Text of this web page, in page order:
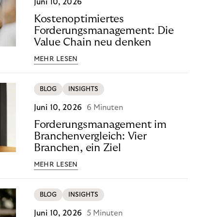
Juni 10, 2026
Kostenoptimiertes
Forderungsmanagement: Die
Value Chain neu denken
MEHR LESEN
BLOG INSIGHTS
Juni 10, 2026 6 Minuten
Forderungsmanagement im
Branchenvergleich: Vier
Branchen, ein Ziel
MEHR LESEN
BLOG INSIGHTS
Juni 10, 2026 5 Minuten